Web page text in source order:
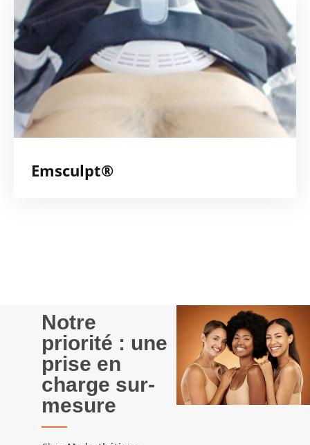
Emsculpt®
Notre
priorité : une
prise en
charge sur-
mesure